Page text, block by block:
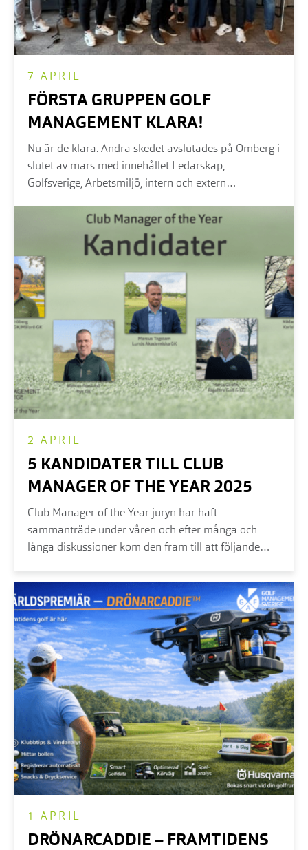
FÖRSTA GRUPPEN GOLF
MANAGEMENT KLARA!
7 APRIL
Nu är de klara. Andra skedet avslutades på Omberg i
slutet av mars med innehållet Ledarskap,
Golfsverige, Arbetsmiljö, intern och extern
5 KANDIDATER TILL CLUB
MANAGER OF THE YEAR 2025
2 APRIL
Club Manager of the Year juryn har haft
sammanträde under våren och efter många och
långa diskussioner kom den fram till att följande
Manager of the Year 2025 i namnordning är:
DRÖNARCADDIE – FRAMTIDENS
1 APRIL